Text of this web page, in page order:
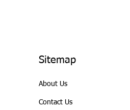
Sitemap
About Us
Contact Us